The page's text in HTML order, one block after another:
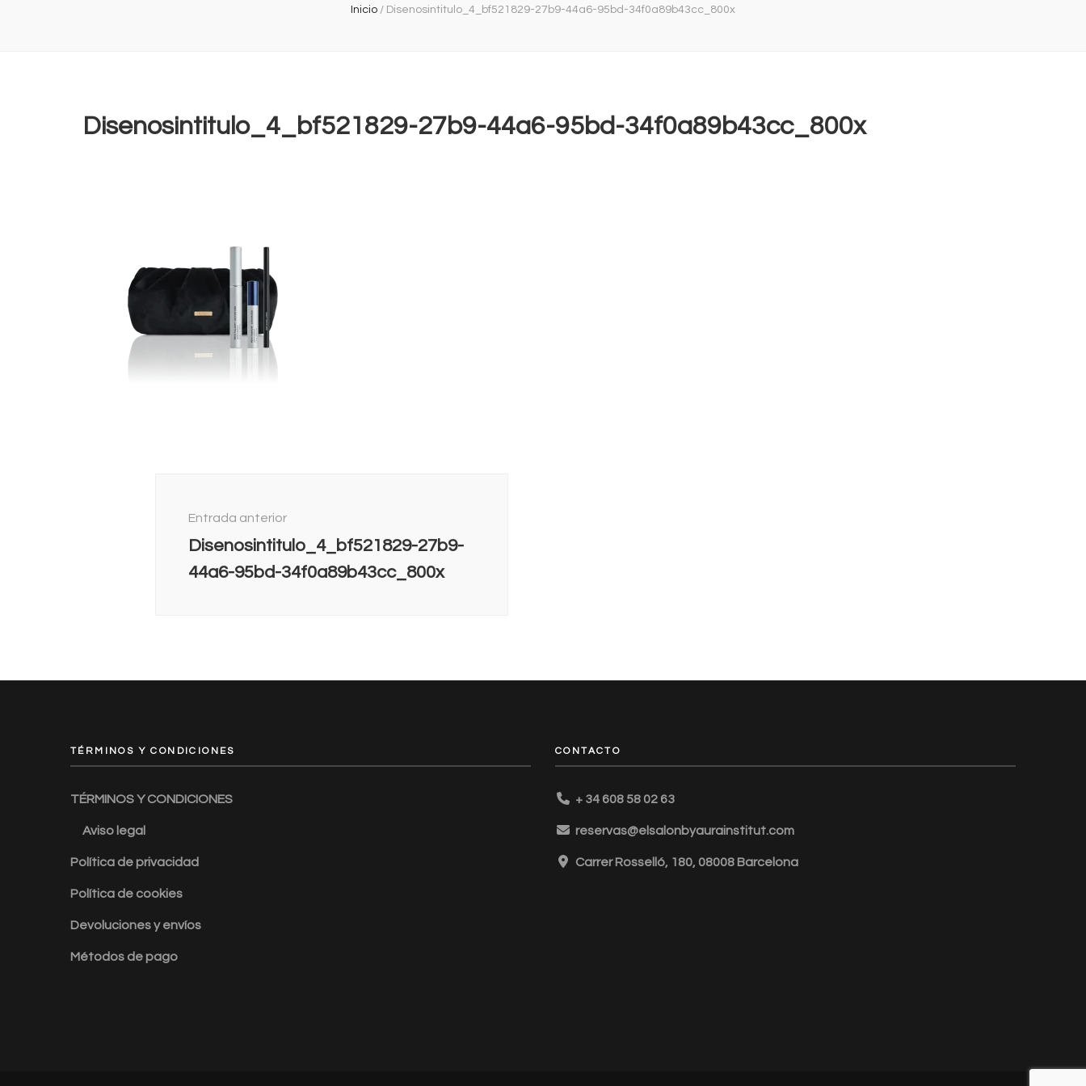
Inicio / Disenosintitulo_4_bf521829-27b9-44a6-95bd-34f0a89b43cc_800x
Disenosintitulo_4_bf521829-27b9-44a6-95bd-34f0a89b43cc_800x
entradas
Entrada anterior
Disenosintitulo_4_bf521829-27b9-
44a6-95bd-34f0a89b43cc_800x
TÉRMINOS Y CONDICIONES
TÉRMINOS Y CONDICIONES
Aviso legal
Política de privacidad
Política de cookies
Devoluciones y envíos
Métodos de pago
CONTACTO
+ 34 608 58 02 63
reservas@elsalonbyaurainstitut.com
Carrer Rosselló, 180, 08008 Barcelona